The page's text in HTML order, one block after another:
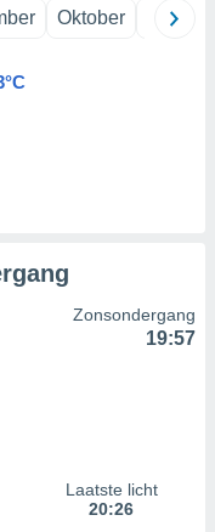
Oktober
Zonsondergang
19:57
Laatste licht
20:26